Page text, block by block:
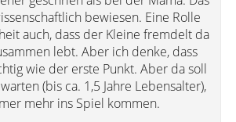
bewiesen. Eine Rolle
auch, dass der Kleine fremdelt da
lebt. Aber ich denke, dass
wie der erste Punkt. Aber da soll
(bis ca. 1,5 Jahre Lebensalter),
mehr ins Spiel kommen.